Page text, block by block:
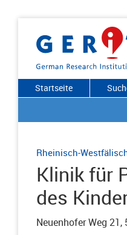
Startseite
Rheinisch-
Klinik für
des
Neuenhofer Weg 21,